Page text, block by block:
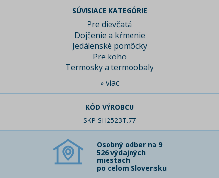
SÚVISIACE KATEGÓRIE
Pre dievčatá
Dojčenie a kŕmenie
Jedálenské pomôcky
Pre koho
Termosky a termoobaly
» viac
KÓD VÝROBCU
SKP SH2523T.77
Osobný odber na 9
526 výdajných
miestach
po celom Slovensku